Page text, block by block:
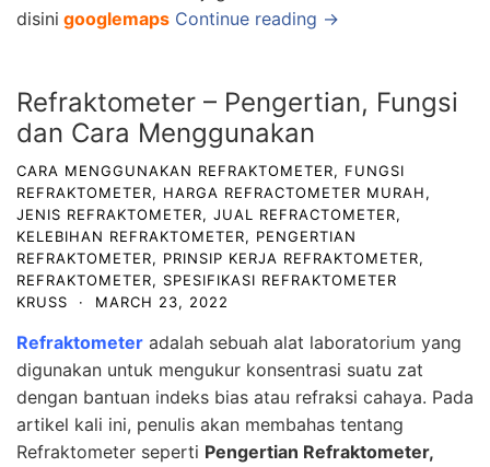
disini googlemaps Continue reading →
Refraktometer – Pengertian, Fungsi
dan Cara Menggunakan
CARA MENGGUNAKAN REFRAKTOMETER, FUNGSI
REFRAKTOMETER, HARGA REFRACTOMETER MURAH,
JENIS REFRAKTOMETER, JUAL REFRACTOMETER,
KELEBIHAN REFRAKTOMETER, PENGERTIAN
REFRAKTOMETER, PRINSIP KERJA REFRAKTOMETER,
REFRAKTOMETER, SPESIFIKASI REFRAKTOMETER
KRUSS
· MARCH 23, 2022
Refraktometer adalah sebuah alat laboratorium yang
digunakan untuk mengukur konsentrasi suatu zat
dengan bantuan indeks bias atau refraksi cahaya. Pada
artikel kali ini, penulis akan membahas tentang
Refraktometer seperti Pengertian Refraktometer,